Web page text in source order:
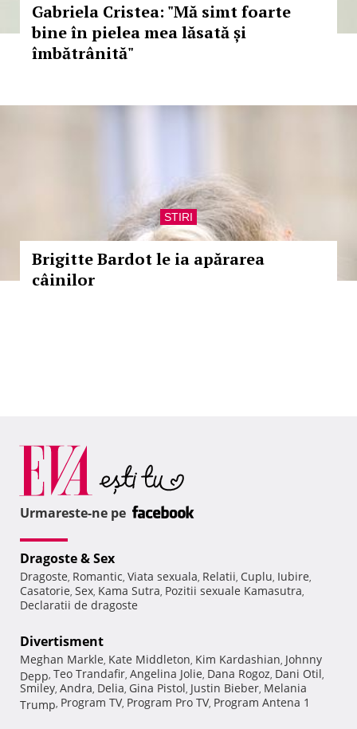
Gabriela Cristea: "Mă simt foarte
bine în pielea mea lăsată și
îmbătrânită"
STIRI
Brigitte Bardot le ia apărarea
câinilor
Urmareste-ne pe
Dragoste & Sex
Dragoste, Romantic, Viata sexuala, Relatii, Cuplu, Iubire,
Casatorie, Sex, Kama Sutra, Pozitii sexuale Kamasutra,
Declaratii de dragoste
Divertisment
Meghan Markle, Kate Middleton, Kim Kardashian, Johnny
Depp, Teo Trandafir, Angelina Jolie, Dana Rogoz, Dani Otil,
Smiley, Andra, Delia, Gina Pistol, Justin Bieber, Melania
Trump, Program TV, Program Pro TV, Program Antena 1